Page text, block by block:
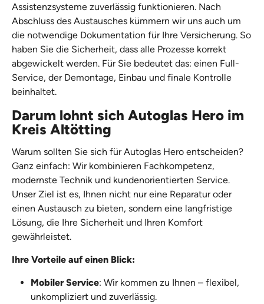
Assistenzsysteme zuverlässig funktionieren. Nach
Abschluss des Austausches kümmern wir uns auch um
die notwendige Dokumentation für Ihre Versicherung. So
haben Sie die Sicherheit, dass alle Prozesse korrekt
abgewickelt werden. Für Sie bedeutet das: einen Full-
Service, der Demontage, Einbau und finale Kontrolle
beinhaltet.
Darum lohnt sich Autoglas Hero im
Kreis Altötting
Warum sollten Sie sich für Autoglas Hero entscheiden?
Ganz einfach: Wir kombinieren Fachkompetenz,
modernste Technik und kundenorientierten Service.
Unser Ziel ist es, Ihnen nicht nur eine Reparatur oder
einen Austausch zu bieten, sondern eine langfristige
Lösung, die Ihre Sicherheit und Ihren Komfort
gewährleistet.
Ihre Vorteile auf einen Blick:
Mobiler Service: Wir kommen zu Ihnen – flexibel,
unkompliziert und zuverlässig.